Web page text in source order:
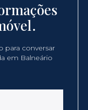
para conversar
em Balneário